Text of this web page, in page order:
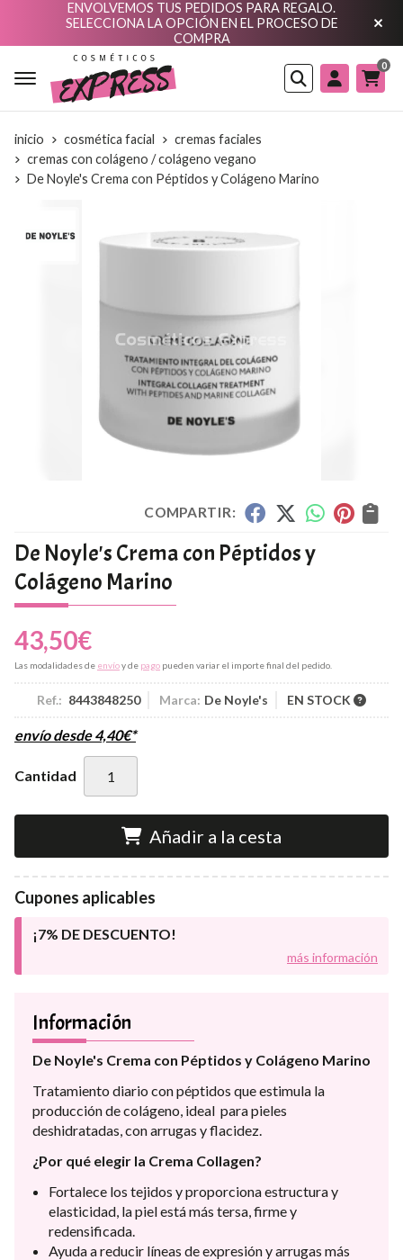
ENVOLVEMOS TUS PEDIDOS PARA REGALO.
SELECCIONA LA OPCIÓN EN EL PROCESO DE
COMPRA
Buscar
0
inicio cosmética facial
cremas faciales
cremas con colágeno / colágeno vegano
De Noyle's Crema con Péptidos y Colágeno Marino
COMPARTIR:
De Noyle's Crema con Péptidos y
Colágeno Marino
43,50€
Las modalidades de envíoy de pago pueden variar el importe final del pedido.
Ref.: 8443848250 Marca: De Noyle's EN STOCK
envío desde4,40€*
Cantidad
Añadir a la cesta
Cupones aplicables
¡7% DE DESCUENTO!
más información
Información
De Noyle's Crema con Péptidos y Colágeno Marino
Tratamiento diario con péptidos que estimula la
producción de colágeno, ideal para pieles
deshidratadas, con arrugas y flacidez.
¿Por qué elegir la Crema Collagen?
Fortalece los tejidos y proporciona estructura y
elasticidad, la piel está más tersa, firme y
redensificada.
Ayuda a reducir líneas de expresión y arrugas más